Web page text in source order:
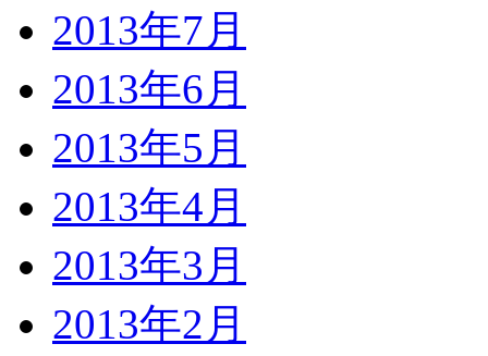
2013年7月
2013年6月
2013年5月
2013年4月
2013年3月
2013年2月